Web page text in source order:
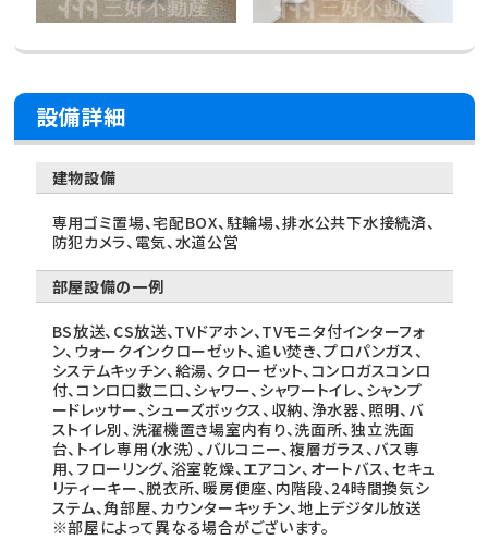
設備詳細
建物設備
専用ゴミ置場、宅配BOX、駐輪場、排水公共下水接続済、
防犯カメラ、電気、水道公営
部屋設備の一例
BS放送、CS放送、TVドアホン、TVモニタ付インターフォ
ン、ウォークインクローゼット、追い焚き、プロパンガス、
システムキッチン、給湯、クローゼット、コンロガスコンロ
付、コンロ口数二口、シャワー、シャワートイレ、シャンプ
ードレッサー、シューズボックス、収納、浄水器、照明、バ
ストイレ別、洗濯機置き場室内有り、洗面所、独立洗面
台、トイレ専用（水洗）、バルコニー、複層ガラス、バス専
用、フローリング、浴室乾燥、エアコン、オートバス、セキュ
リティーキー、脱衣所、暖房便座、内階段、24時間換気シ
ステム、角部屋、カウンターキッチン、地上デジタル放送
※部屋によって異なる場合がございます。